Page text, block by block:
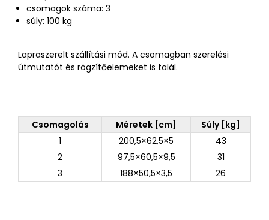
csomagok száma: 3
súly: 100 kg
Lapraszerelt szállítási mód. A csomagban szerelési
útmutatót és rögzítőelemeket is talál.
Csomagolás Méretek [cm]
Súly [kg]
1
200,5×62,5×5
43
2
97,5×60,5×9,5
31
3
188×50,5×3,5 26